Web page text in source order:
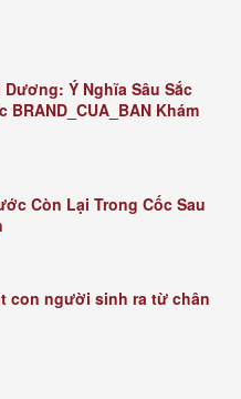
Ý Nghĩa Sâu Sắc
Khám
Còn Lại Trong Cốc Sau
con người sinh ra từ chân